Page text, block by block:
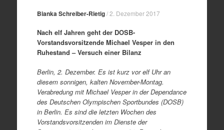
Bianka Schreiber-Rietig/2. Dezember 2017
Nach elf Jahren geht der DOSB-
Vorstandsvorsitzende Michael Vesper in den
Ruhestand – Versuch einer Bilanz
Berlin, 2. Dezember. Es ist kurz vor elf Uhr an
diesem sonnigen, kalten November-Montag.
Verabredung mit Michael Vesper in der Dependance
des Deutschen Olympischen Sportbundes (DOSB)
in Berlin. Es sind die letzten Wochen des
Vorstandsvorsitzenden im Dienste der